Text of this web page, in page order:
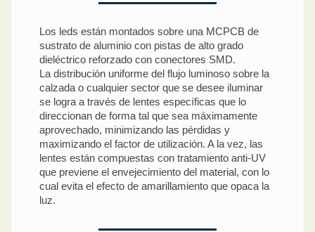
Los leds están montados sobre una MCPCB de
sustrato de aluminio con pistas de alto grado
dieléctrico reforzado con conectores SMD.
La distribución uniforme del flujo luminoso sobre la
calzada o cualquier sector que se desee iluminar
se logra a través de lentes específicas que lo
direccionan de forma tal que sea máximamente
aprovechado, minimizando las pérdidas y
maximizando el factor de utilización. A la vez, las
lentes están compuestas con tratamiento anti-UV
que previene el envejecimiento del material, con lo
cual evita el efecto de amarillamiento que opaca la
luz.